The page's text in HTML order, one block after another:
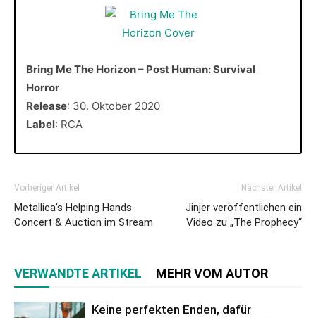
Bring Me The Horizon – Post Human: Survival
Horror
Release: 30. Oktober 2020
Label: RCA
Vorheriger Artikel
Metallica’s Helping Hands
Concert & Auction im Stream
Nächster Artikel
Jinjer veröffentlichen ein
Video zu „The Prophecy“
VERWANDTE ARTIKEL MEHR VOM AUTOR
Keine perfekten Enden, dafür